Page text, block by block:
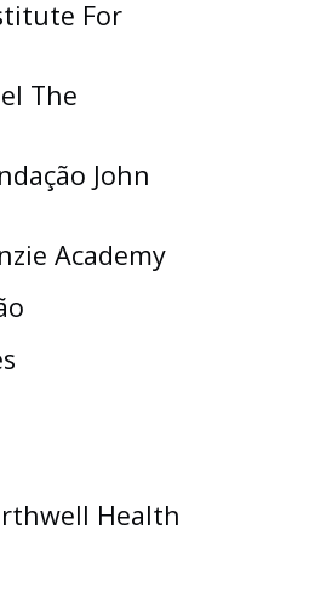
For
The
John
Academy
Health